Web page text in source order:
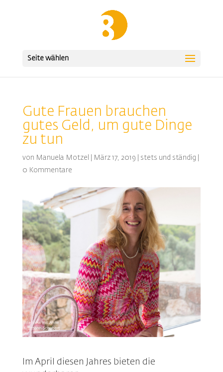
Seite wählen
Gute Frauen brauchen
gutes Geld, um gute Dinge
zu tun
von Manuela Motzel März 17, 2019 stets und ständig
0 Kommentare
Im April diesen Jahres bieten die